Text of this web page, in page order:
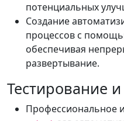
потенциальных
Создание
процессов с
обеспечивая
развертывание.
Тестирование
Профессиональное